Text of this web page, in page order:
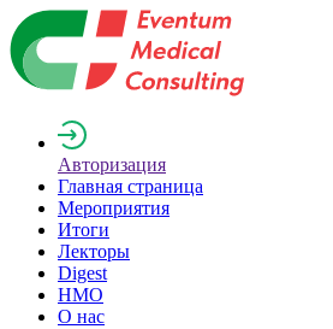
Авторизация
Главная страница
Мероприятия
Итоги
Лекторы
Digest
НМО
О нас